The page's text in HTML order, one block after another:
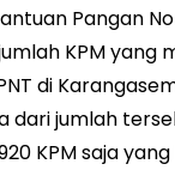
Pangan
KPM yang
di
dari jumlah
KPM saja